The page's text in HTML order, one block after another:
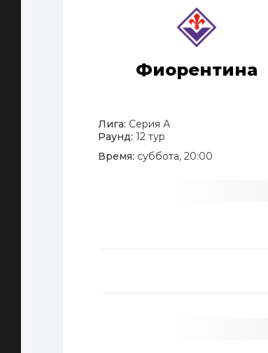
Фиорентина
Лига: Серия А
Раунд: 12 тур
Время: суббота, 20:00